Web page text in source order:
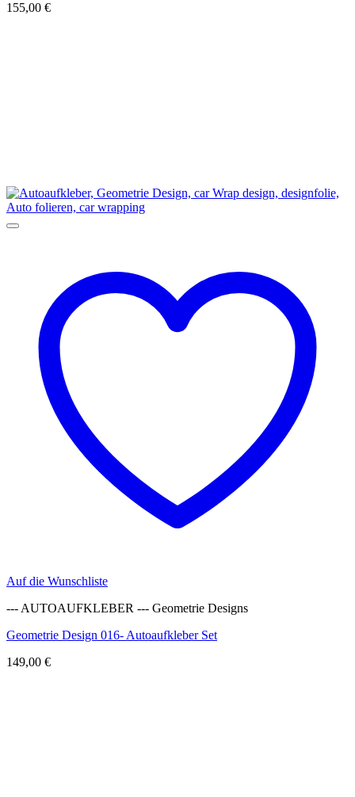
155,00 €
Auf die Wunschliste
--- AUTOAUFKLEBER --- Geometrie Designs
Geometrie Design 016- Autoaufkleber Set
149,00 €